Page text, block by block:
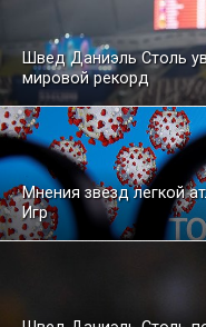
Швед Даниэль Столь
мировой рекорд
Мнения звезд легкой
Игр